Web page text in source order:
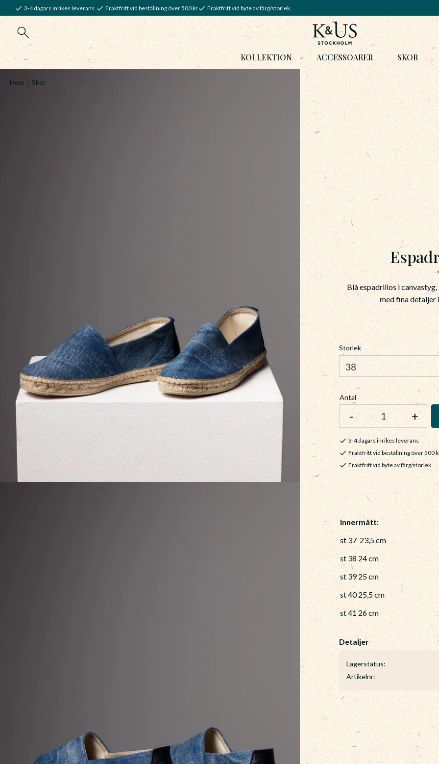
3-4 dagars inrikes leverans. Fraktfritt vid beställning över 500 kr Fraktfritt vid byte av färg/storlek
KOLLEKTION ACCESSOARER SKOR
Hem Skor
Blå espadrillos i
med fina detaljer
Storlek
Antal
+
-
3-4 dagars inrikes leverans
Fraktfritt vid beställning över 500
Fraktfritt vid byte av färg/storlek
Lagerstatus
Artikelnr
Innermått:
st 37 23,5 cm
st 38 24 cm
st 39 25 cm
st 40 25,5 cm
st 41 26 cm